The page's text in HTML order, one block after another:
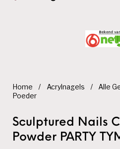
Home / Acrylnagels /
Alle
Poeder
Sculptured Nails
Powder PARTY